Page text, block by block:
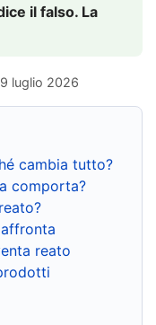
il falso. La
luglio 2026
cambia tutto?
comporta?
reato